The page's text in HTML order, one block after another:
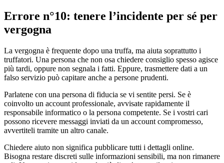
Errore n°10: tenere l’incidente per sé per
vergogna
La vergogna è frequente dopo una truffa, ma aiuta soprattutto i
truffatori. Una persona che non osa chiedere consiglio spesso agisce
più tardi, oppure non segnala i fatti. Eppure, trasmettere dati a un
falso servizio può capitare anche a persone prudenti.
Parlatene con una persona di fiducia se vi sentite persi. Se è
coinvolto un account professionale, avvisate rapidamente il
responsabile informatico o la persona competente. Se i vostri cari
possono ricevere messaggi inviati da un account compromesso,
avvertiteli tramite un altro canale.
Chiedere aiuto non significa pubblicare tutti i dettagli online.
Bisogna restare discreti sulle informazioni sensibili, ma non rimanere